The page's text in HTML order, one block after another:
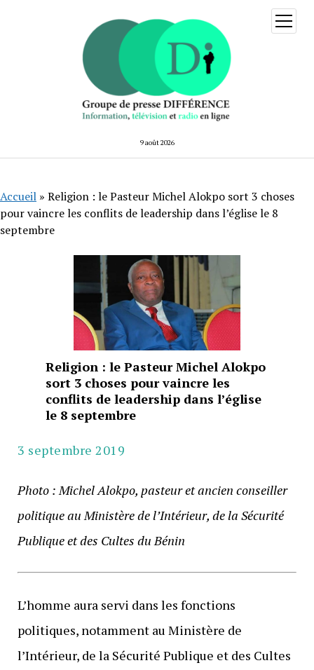
9 août 2026
ouvrir
menu
Accueil » Religion : le Pasteur Michel Alokpo sort 3 choses
pour vaincre les conflits de leadership dans l’église le 8
septembre
Religion : le Pasteur Michel Alokpo
sort 3 choses pour vaincre les
conflits de leadership dans l’église
le 8 septembre
3 septembre 2019
Photo : Michel Alokpo, pasteur et ancien conseiller
politique au Ministère de l’Intérieur, de la Sécurité
Publique et des Cultes du Bénin
L’homme aura servi dans les fonctions
politiques, notamment au Ministère de
l’Intérieur, de la Sécurité Publique et des Cultes